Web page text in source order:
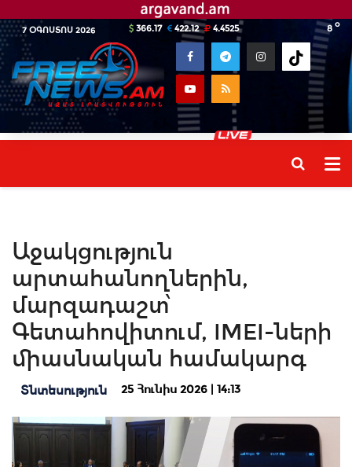
7 ՕԳՈՍՏՈՍ 2026 8 o
366.17 422.12 4.4525
Աջակցություն
արտահանողներին,
մարզադաշտ՝
Գետահովիտում, IMEI-ների
միասնական համակարգ
Տնտեսություն 25 Հունիս 2026 | 14:13